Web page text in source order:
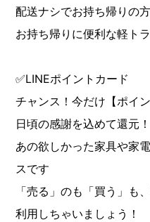
配送ナシでお持ち帰りの
お持ち帰りに便利な軽ト
✅LINEポイントカード
チャンス！今だけ【ポイ
日頃の感謝を込めて還元
あの欲しかった家具や家
スです
「売る」のも「買う」も
利用しちゃいましょう！